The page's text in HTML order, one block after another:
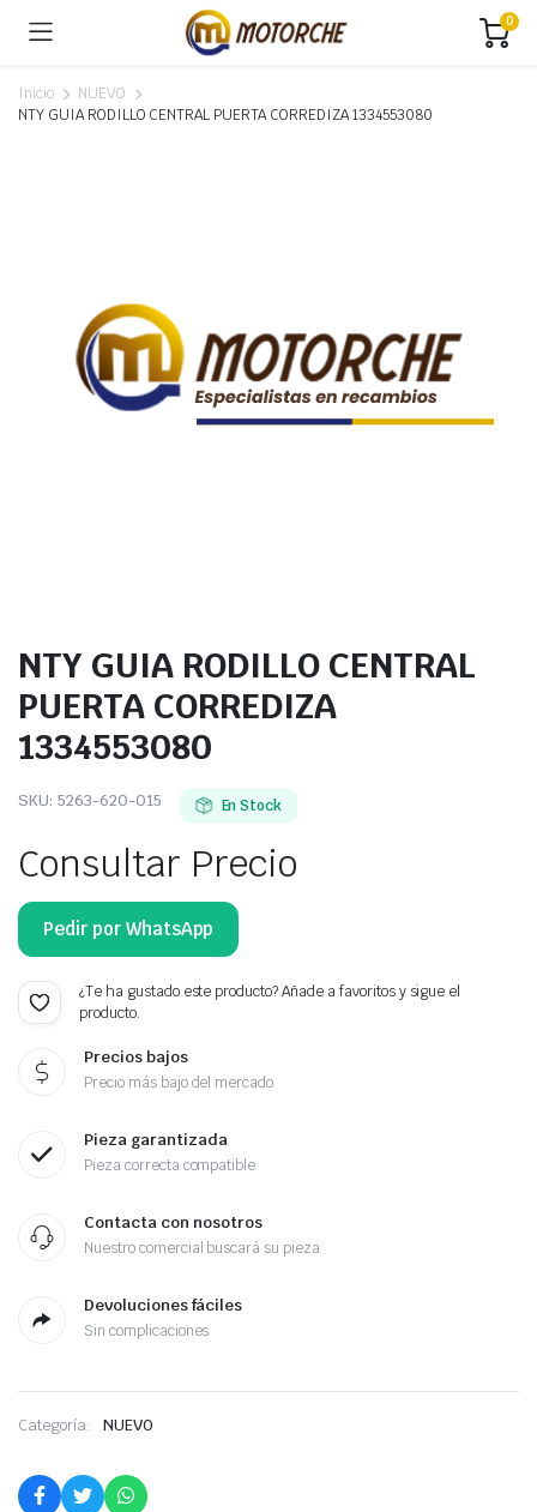
0
Inicio
NUEVO
NTY GUIA RODILLO CENTRAL PUERTA CORREDIZA 1334553080
NTY GUIA RODILLO CENTRAL
PUERTA CORREDIZA
1334553080
SKU: 5263-620-015 En Stock
Consultar Precio
Pedir por WhatsApp
¿Te ha gustado este producto? Añade a favoritos y sigue el
producto.
Precios bajos
Precio más bajo del mercado
Pieza garantizada
Pieza correcta compatible
Contacta con nosotros
Nuestro comercial buscará su pieza
Devoluciones fáciles
Sin complicaciones
Categoría: NUEVO